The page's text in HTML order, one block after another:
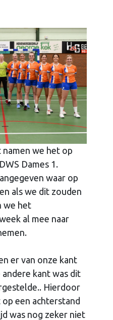
namen we het op
Dames 1.
waar op
als we dit zouden
we het
al mee naar
er van onze kant
andere kant was dit
Hierdoor
een achterstand
was nog zeker niet